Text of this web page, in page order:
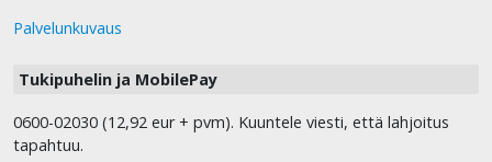
Palvelunkuvaus
Tukipuhelin ja MobilePay
0600-02030 (12,92 eur + pvm). Kuuntele viesti, että lahjoitus
tapahtuu.